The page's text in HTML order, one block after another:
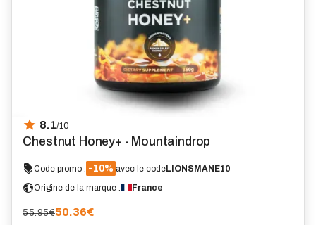
8.1/10
Chestnut Honey+ - Mountaindrop
Code promo : -10% avec le codeLIONSMANE10
Origine de la marque :
France
55.95€50.36€